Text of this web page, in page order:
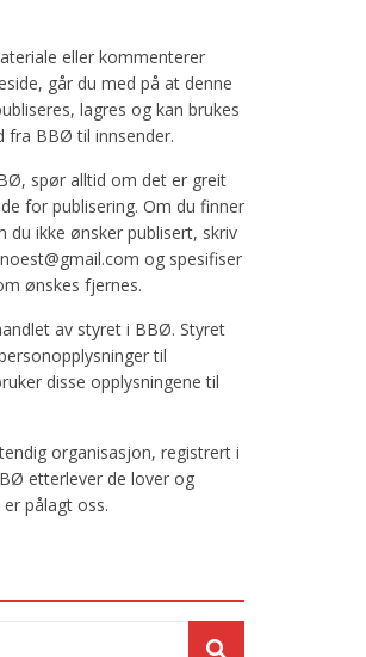
eller kommenterer
går du med på at denne
lagres og kan brukes
fra BBØ til innsender.
spør alltid om det er greit
for publisering. Om du finner
du ikke ønsker publisert, skriv
og spesifiser
ønskes fjernes.
av styret i BBØ. Styret
til
disse opplysningene til
organisasjon, registrert i
etterlever de lover og
pålagt oss.